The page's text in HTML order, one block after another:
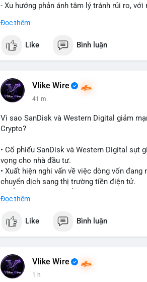
- Xu hướng phản ánh tâm lý tránh rủi ro,
#vlikevn #titanbot
📰 Nguồn: CoinDesk
Đọc thêm
Like Bình luận
Vlike Wire
41 m
Vì sao SanDisk và Western Digital giảm
Crypto?
• Cổ phiếu SanDisk và Western Digital sụt
vọng cho nhà đầu tư.
• Xuất hiện nghi vấn về việc dòng vốn
chuyển dịch sang thị trường tiền điện tử.
công nghệ và crypto.
#binancesquare #cryptonews
#vlikevn #titanbot
Đọc thêm
Like Bình luận
Vlike Wire
1 h